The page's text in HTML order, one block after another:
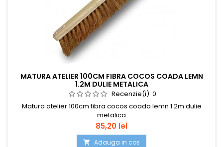
MATURA ATELIER 100CM FIBRA COCOS COADA LEMN
1.2M DULIE METALICA
Recenzie(i): 0
Matura atelier 100cm fibra cocos coada lemn 1.2m dulie
metalica
Pret
85,20 lei
 Adauga in cos